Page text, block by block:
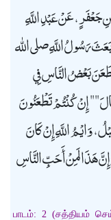
جَعْفَرٍ، عَنْ عَبْدِ اللَّهِ
رَسُولُ اللَّهِ صلى الله
بَعْضُ النَّاسِ فِي
"" إِنْ كُنْتُمْ تَطْعَنُونَ
وَايْمُ اللَّهِ إِنْ كَانَ
هَذَا لَمِنْ أَحَبِّ النَّاسِ
பாடம்: 2 (சத்தியம்